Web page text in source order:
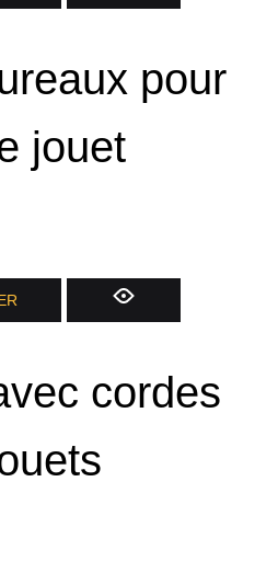
produit
pour
jouet
cordes